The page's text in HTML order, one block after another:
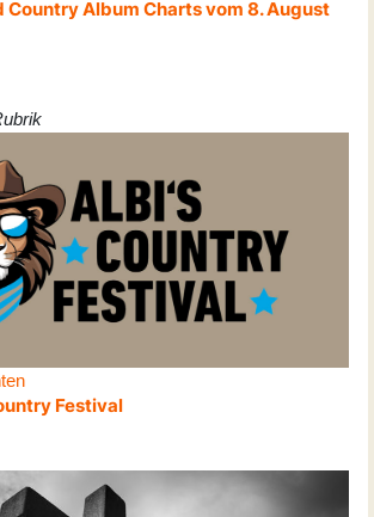
Country Album Charts vom 8. August
Festival